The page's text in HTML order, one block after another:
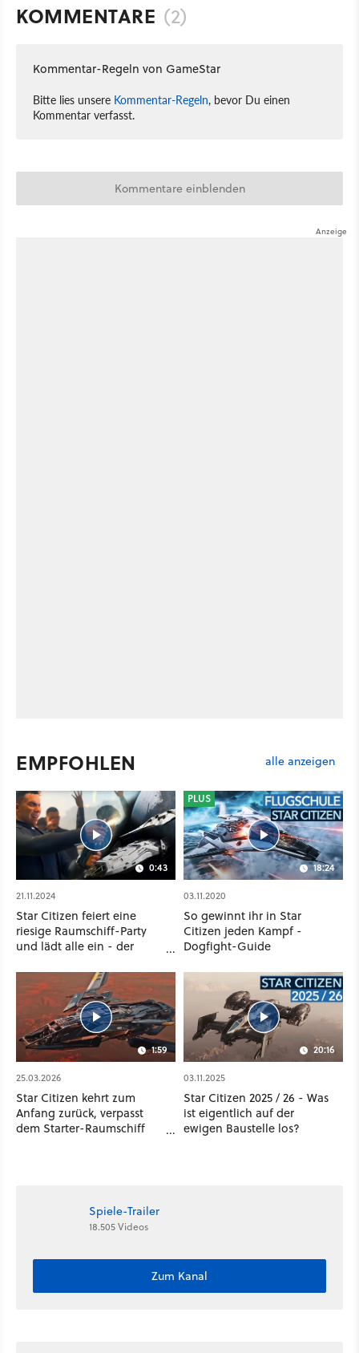
KOMMENTARE (2)
Kommentar-Regeln von GameStar
Bitte lies unsere Kommentar-Regeln, bevor Du einen
Kommentar verfasst.
Kommentare einblenden
EMPFOHLEN alle anzeigen
0:43
21.11.2024
Star Citizen feiert eine
riesige Raumschiff-Party
und lädt alle ein - der
18:24
PLUS
03.11.2020
So gewinnt ihr in Star
Citizen jeden Kampf -
Dogfight-Guide
1:59
25.03.2026
Star Citizen kehrt zum
Anfang zurück, verpasst
dem Starter-Raumschiff
20:16
03.11.2025
Star Citizen 2025 / 26 - Was
ist eigentlich auf der
ewigen Baustelle los?
Spiele-Trailer
18.505 Videos
Zum Kanal